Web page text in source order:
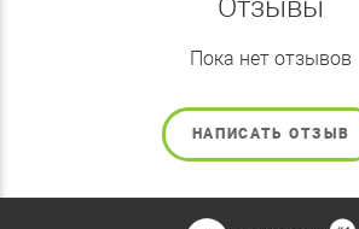
Отзывы
Пока нет отзывов
НАПИСАТЬ ОТЗЫВ